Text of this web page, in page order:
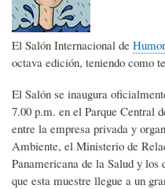
El Salón Internacional de
octava edición, teniendo como
El Salón se inaugura
7.00 p.m. en el Parque Central
entre la empresa privada y
Ambiente, el Ministerio de
Panamericana de la Salud y los
que esta muestre llegue a un